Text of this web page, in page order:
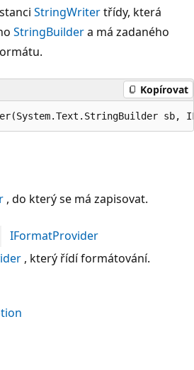
StringWritertřídy, která
StringBuildera má zadaného
Kopírovat
sb,
, do který se má zapisovat.
IFormatProvider
, který řídí formátování.